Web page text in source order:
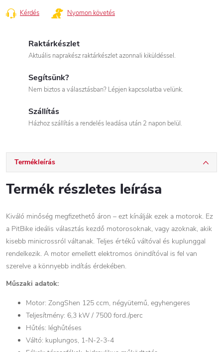
Kérdés Nyomon követés
Raktárkészlet
Aktuális naprakész raktárkészlet azonnali kiküldéssel.
Segítsünk?
Nem biztos a választásban? Lépjen kapcsolatba velünk.
Szállítás
Házhoz szállítás a rendelés leadása után 2 napon belül.
Termékleírás
Termék részletes leírása
Kiváló minőség megfizethető áron – ezt kínálják ezek a motorok. Ez
a PitBike ideális választás kezdő motorosoknak, vagy azoknak, akik
kisebb minicrossról váltanak. Teljes értékű váltóval és kuplunggal
rendelkezik. A motor emellett elektromos önindítóval is fel van
szerelve a könnyebb indítás érdekében.
Műszaki adatok:
Motor: ZongShen 125 ccm, négyütemű, egyhengeres
Teljesítmény: 6,3 kW / 7500 ford./perc
Hűtés: léghűtéses
Váltó: kuplungos, 1-N-2-3-4